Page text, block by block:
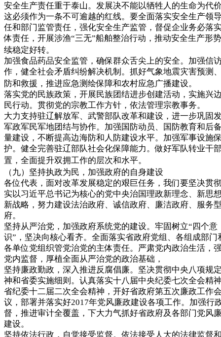
安全生产责任重于泰山。发展决不能以牺牲人的生命为代
这必须作为一条不可逾越的红线。要全面落实安全生产领
任和部门监管责任，强化安全生产监管，督促企业务必落
体责任，开展涉渔“三无”船舶整治行动，推动安全生产形
续稳定好转。
加强食品药品安全监管，确保群众舌尖上的安全。加强信
作，健全社会矛盾纠纷解决机制。抓好气象地震灾害预测
防和救援，推进应急测绘保障和农村应急广播建设。
落实党的民族政策，开展民族团结进步创建活动，实施兴
民行动。贯彻党的宗教工作方针，依法管理宗教事务。
大力支持驻辽解放军、武警部队改革和建设，进一步巩固
军政军民军地团结与协作。加强国防动员、国防教育和后
量建设，不断提高边海防和人防建设水平。加强军事设施
护。健全完善驻辽部队社会化保障能力。做好军队转业干
置，全面提升双拥工作的层次和水平。
（九）坚持执政为民，加强政府的自身建设
各位代表，面对改革发展稳定的艰巨任务，我们要坚决贯
实以习近平总书记为核心的党中央治国理政新理念、新思
新战略，努力建设法治政府、诚信政府、廉洁政府、服务
府。
坚持从严治党，加强政府系统党的建设。牢固树立“四个意
识”，坚决向核心看齐。全面落实省政府党组、各组成部门
各单位党组织管党治党的主体责任。严肃党内政治生活，
党内监督，厚植全面从严治党的政治基础，
坚持廉政勤政，深入推进反腐倡廉。坚决贯彻中央八项规
神和省委实施细则。认真落实十八届中央纪委七次全会精
省纪委十二届二次全会精神，开好省政府第五次廉政工作
议，部署并落实好2017年党风廉政建设各项工作。加强行
督，推进审计全覆盖，下大力气抓好省政府及各部门党风
建设。
坚持依法行政，自觉接受监督。依法接受人大的法律监督